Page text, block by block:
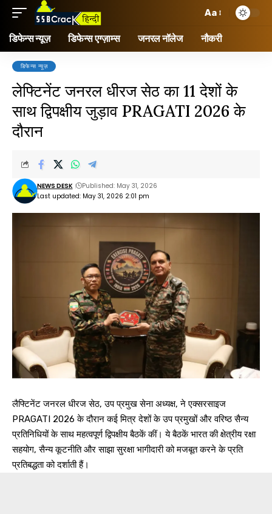
Aa
डिफेन्स न्यूज़ डिफेन्स एग्ज़ाम्स जनरल नॉलेज नौकरी
डिफेन्स न्यूज़
लेफ्टिनेंट जनरल धीरज सेठ का 11 देशों के
साथ द्विपक्षीय जुड़ाव PRAGATI 2026 के
दौरान
Last updated: May 31, 2026 2:01 pm
NEWS DESK Published: May 31, 2026
लैफ्टिनेंट जनरल धीरज सेठ, उप प्रमुख सेना अध्यक्ष, ने एक्सरसाइज
PRAGATI 2026 के दौरान कई मित्र देशों के उप प्रमुखों और वरिष्ठ सैन्य
प्रतिनिधियों के साथ महत्वपूर्ण द्विपक्षीय बैठकें कीं। ये बैठकें भारत की क्षेत्रीय रक्षा
सहयोग, सैन्य कूटनीति और साझा सुरक्षा भागीदारी को मजबूत करने के प्रति
प्रतिबद्धता को दर्शाती हैं।